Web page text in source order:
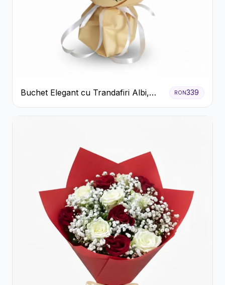
Buchet Elegant cu Trandafiri Albi,
Hortensie și Crizanteme Crem
RON339